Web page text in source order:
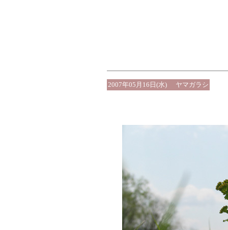
2007年05月16日(水) ヤマガラシ